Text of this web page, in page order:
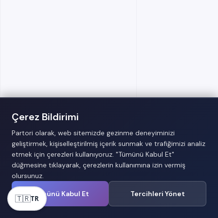
Çerez Bildirimi
Partori olarak, web sitemizde gezinme deneyiminizi
geliştirmek, kişiselleştirilmiş içerik sunmak ve trafiğimizi analiz
etmek için çerezleri kullanıyoruz. "Tümünü Kabul Et"
düğmesine tıklayarak, çerezlerin kullanımına izin vermiş
olursunuz.
Tümünü Kabul Et Tercihleri Yönet
🇹🇷TR
17.4.2026